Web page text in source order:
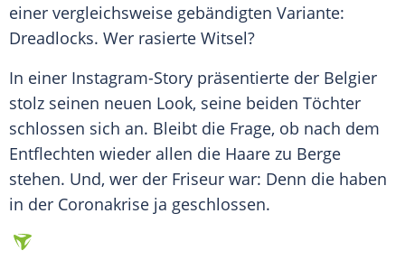
einer vergleichsweise gebändigten Variante:
Dreadlocks. Wer rasierte Witsel?
In einer Instagram-Story präsentierte der Belgier
stolz seinen neuen Look, seine beiden Töchter
schlossen sich an. Bleibt die Frage, ob nach dem
Entflechten wieder allen die Haare zu Berge
stehen. Und, wer der Friseur war: Denn die haben
in der Coronakrise ja geschlossen.